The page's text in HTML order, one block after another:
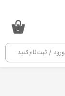
ورود / ثبت نام کنید
۰